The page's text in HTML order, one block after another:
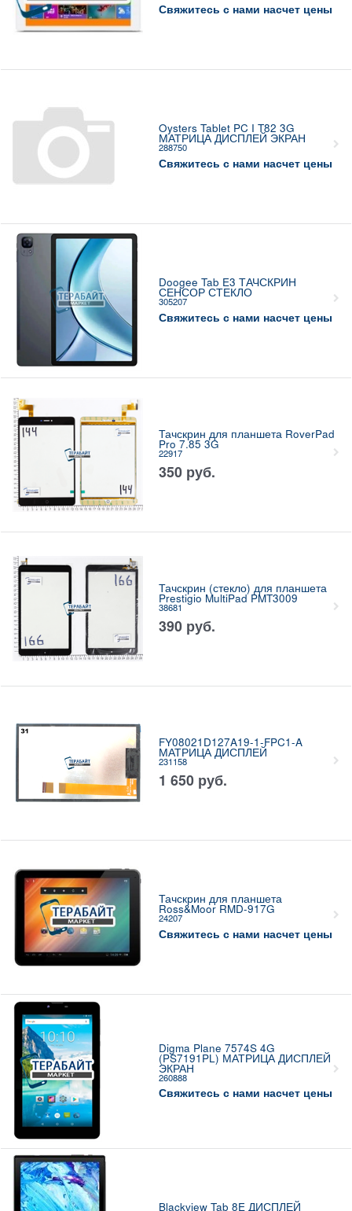
Свяжитесь с нами насчет цены
Oysters Tablet PC I T82 3G
МАТРИЦА ДИСПЛЕЙ ЭКРАН
288750
Свяжитесь с нами насчет цены
Doogee Tab E3 ТАЧСКРИН
СЕНСОР СТЕКЛО
305207
Свяжитесь с нами насчет цены
Тачскрин для планшета RoverPad
Pro 7.85 3G
22917
350 руб.
Тачскрин (стекло) для планшета
Prestigio MultiPad PMT3009
38681
390 руб.
FY08021D127A19-1-FPC1-A
МАТРИЦА ДИСПЛЕЙ
231158
1 650 руб.
Тачскрин для планшета
Ross&Moor RMD-917G
24207
Свяжитесь с нами насчет цены
Digma Plane 7574S 4G
(PS7191PL) МАТРИЦА ДИСПЛЕЙ
ЭКРАН
260888
Свяжитесь с нами насчет цены
Blackview Tab 8E ДИСПЛЕЙ